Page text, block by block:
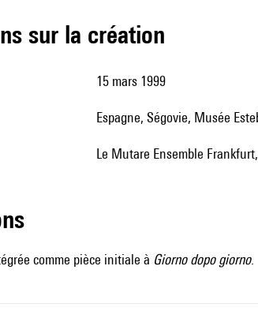
sur la création
15 mars 1999
Espagne, Ségovie, Musée
le Mutare Ensemble
comme pièce initiale à Giorno dopo giorno.